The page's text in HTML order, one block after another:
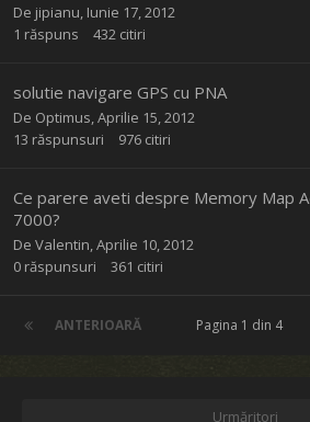
De jipianu, Iunie 17, 2012
1 răspuns 432 citiri
solutie navigare GPS cu PNA
De Optimus,Aprilie 15, 2012
13 răspunsuri 976 citiri
Ce parere aveti despre Memory Map
7000?
De Valentin,Aprilie 10, 2012
0 răspunsuri 361 citiri
ANTERIOARĂ Pagina 1 din 4
Urmăritori